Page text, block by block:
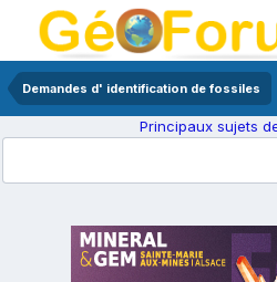
Demandes d' identification de fossiles
Principaux sujets